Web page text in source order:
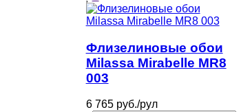
Флизелиновые обои
Milassa Mirabelle MR8
003
6 765 руб./рул